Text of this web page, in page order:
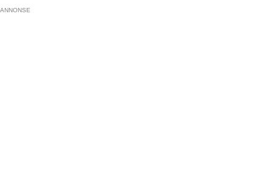
ANNONSE